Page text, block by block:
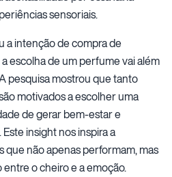
sensoriais.
a intenção de compra de
escolha de um perfume vai além
pesquisa mostrou que tanto
motivados a escolher uma
de gerar bem-estar e
insight nos inspira a
não apenas performam, mas
o cheiro e a emoção.